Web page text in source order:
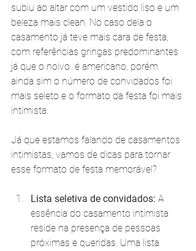
subiu ao altar com um vestido liso e um
beleza mais clean. No caso dela o
casamento já teve mais cara de festa,
com referências gringas predominantes
já que o noivo  é americano, porém
ainda sim o número de convidados foi
mais seleto e o formato da festa foi mais
intimista.
Já que estamos falando de casamentos
intimistas, vamos de dicas para tornar
esse formato de festa memorável?
Lista seletiva de convidados: A
essência do casamento intimista
reside na presença de pessoas
próximas e queridas. Uma lista